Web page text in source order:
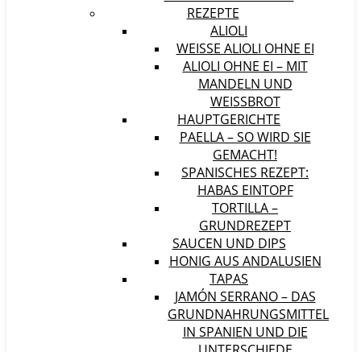
REZEPTE
ALIOLI
WEISSE ALIOLI OHNE EI
ALIOLI OHNE EI – MIT
MANDELN UND
WEISSBROT
HAUPTGERICHTE
PAELLA – SO WIRD SIE
GEMACHT!
SPANISCHES REZEPT:
HABAS EINTOPF
TORTILLA –
GRUNDREZEPT
SAUCEN UND DIPS
HONIG AUS ANDALUSIEN
TAPAS
JAMÓN SERRANO – DAS
GRUNDNAHRUNGSMITTEL
IN SPANIEN UND DIE